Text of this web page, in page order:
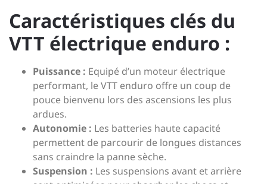
Caractéristiques clés du
VTT électrique enduro :
Puissance : Equipé d’un moteur électrique
performant, le VTT enduro offre un coup de
pouce bienvenu lors des ascensions les plus
ardues.
Autonomie : Les batteries haute capacité
permettent de parcourir de longues distances
sans craindre la panne sèche.
Suspension : Les suspensions avant et arrière